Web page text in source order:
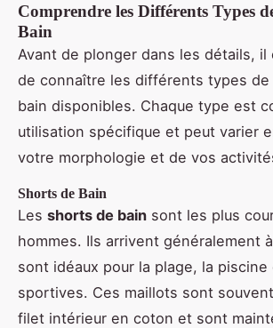
Comprendre les Différents Types
Bain
Avant de plonger dans les détails,
de connaître les différents types de
bain disponibles. Chaque type est
utilisation spécifique et peut varier
votre morphologie et de vos
Shorts de Bain
Les shorts de bain sont les plus
hommes. Ils arrivent généralement
sont idéaux pour la plage, la
sportives. Ces maillots sont
filet intérieur en coton et sont